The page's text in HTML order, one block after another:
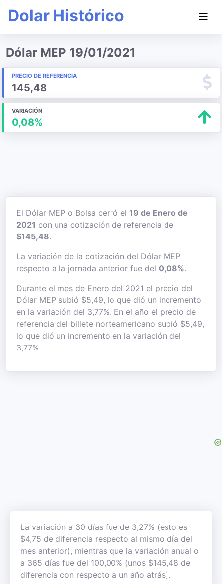
Dolar Histórico
Dólar MEP 19/01/2021
PRECIO DE REFERENCIA
145,48
VARIACIÓN
0,08%
El Dólar MEP o Bolsa cerró el 19 de Enero de
2021 con una cotización de referencia de
$145,48.
La variación de la cotización del Dólar MEP
respecto a la jornada anterior fue del 0,08%.
Durante el mes de Enero del 2021 el precio del
Dólar MEP subió $5,49, lo que dió un incremento
en la variación del 3,77%. En el año el precio de
referencia del billete norteamericano subió $5,49,
lo que dió un incremento en la variación del
3,77%.
La variación a 30 días fue de 3,27% (esto es
$4,75 de diferencia respecto al mismo día del
mes anterior), mientras que la variación anual o
a 365 días fue del 100,00% (unos $145,48 de
diferencia con respecto a un año atrás).